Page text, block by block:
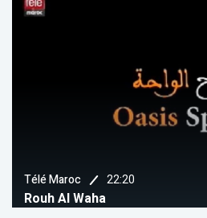
Chada 22:50
Assahm (Chada Tv)